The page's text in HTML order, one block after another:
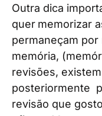
Outra dica
quer memorizar
permaneçam
memória,
revisões,
posteriormente
revisão que